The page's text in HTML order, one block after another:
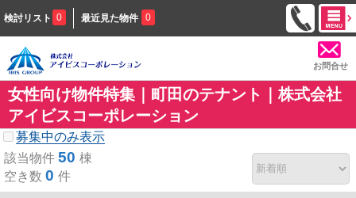
検討リスト 0 最近見た物件 0
お問合せ
女性向け物件特集｜町田のテナント｜株式会社
アイビスコーポレーション
募集中のみ表示
該当物件 50 棟
空き数 0 件